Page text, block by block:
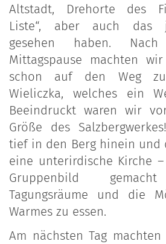
Altstadt, Drehorte des
Liste“, aber auch das
gesehen haben.
Mittagspause machten
schon auf den Weg
Wieliczka, welches ein
Beeindruckt waren wir
Größe des
tief in den Berg hinein und
eine unterirdische Kirche
Gruppenbild
Tagungsräume und die
Warmes zu essen.
Am nächsten Tag